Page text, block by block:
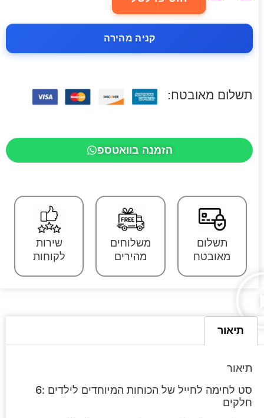
קניה מהירה
תשלום מאובטח:
הזמנה בוואטספ
תשלום
מאובטח
משלוחים
מהירים
שירות
לקוחות
תיאור
תיאור
סט לחימה לחייל של הכוחות המיוחדים לילדים :6
חלקים